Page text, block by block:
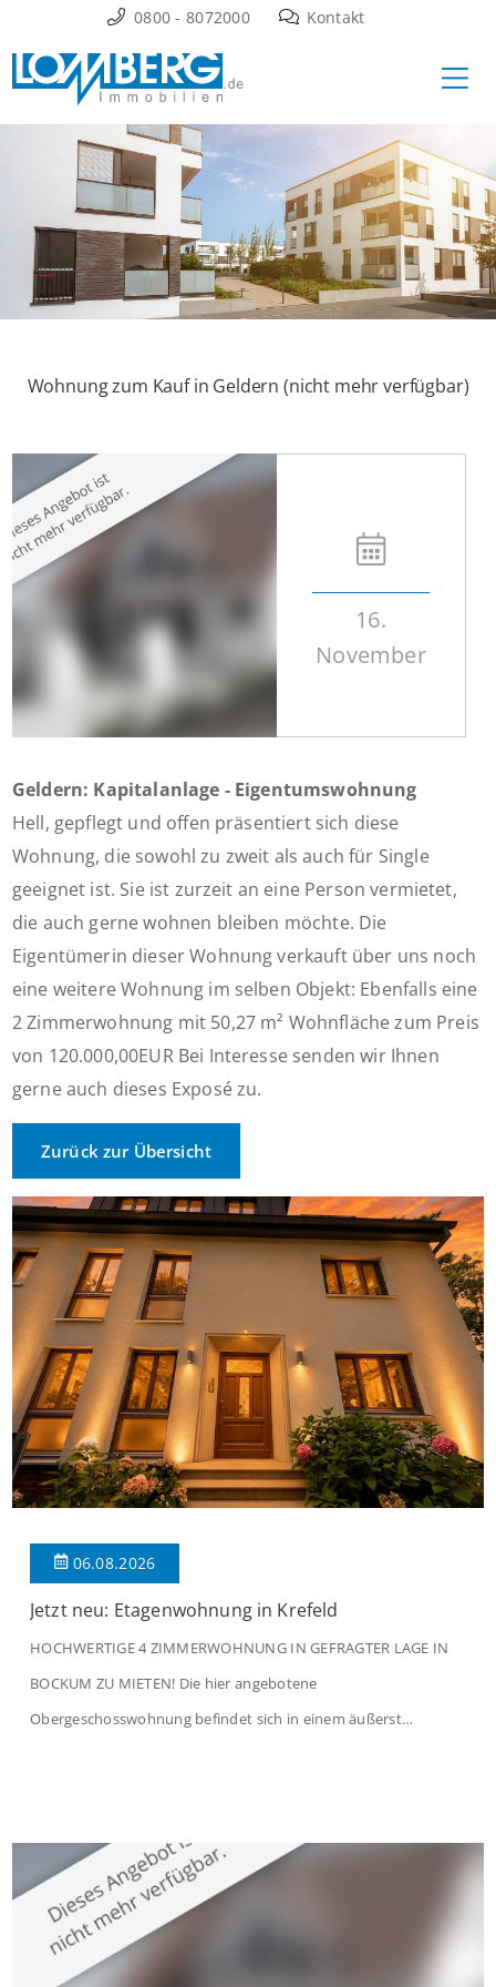
Inhalt
springen
0800 - 8072000 Kontakt
Wohnung zum Kauf in Geldern (nicht mehr verfügbar)
16.
November
Geldern: Kapitalanlage - Eigentumswohnung
Hell, gepflegt und offen präsentiert sich diese
Wohnung, die sowohl zu zweit als auch für Single
geeignet ist. Sie ist zurzeit an eine Person vermietet,
die auch gerne wohnen bleiben möchte. Die
Eigentümerin dieser Wohnung verkauft über uns noch
eine weitere Wohnung im selben Objekt: Ebenfalls eine
2 Zimmerwohnung mit 50,27 m² Wohnfläche zum Preis
von 120.000,00EUR Bei Interesse senden wir Ihnen
gerne auch dieses Exposé zu.
Zurück zur Übersicht
06.08.2026
Jetzt neu: Etagenwohnung in Krefeld
HOCHWERTIGE 4 ZIMMERWOHNUNG IN GEFRAGTER LAGE IN
BOCKUM ZU MIETEN! Die hier angebotene
Obergeschosswohnung befindet sich in einem äußerst
großzügige Räume und eine hochwertige Ausstattung, die
modernen Wohnkomfort mit einem stilvollen Ambiente
verbindet. Der […]